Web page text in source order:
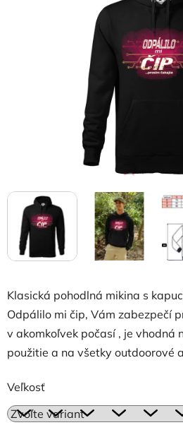
Klasická pohodlná mikina s
Odpálilo mi čip, Vám zabezpečí
v akomkoľvek počasí , je vhodná
použitie a na všetky outdoorové
Veľkosť